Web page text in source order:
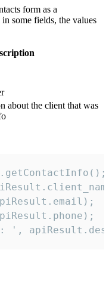
form as a
some fields, the values
about the client that was
',